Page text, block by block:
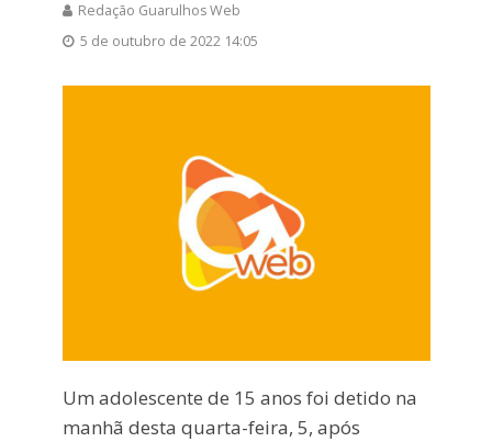
Redação Guarulhos Web
5 de outubro de 2022 14:05
Um adolescente de 15 anos foi detido na
manhã desta quarta-feira, 5, após